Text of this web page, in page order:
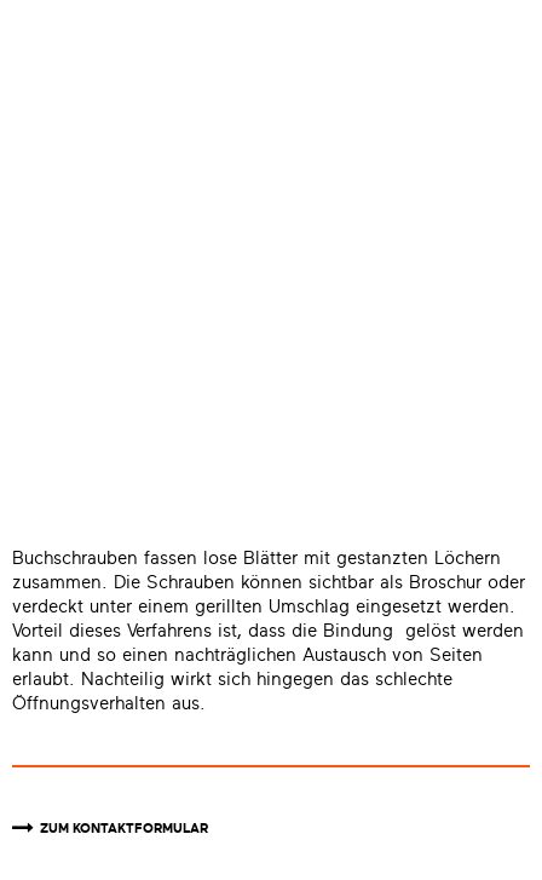
Buchschrauben fassen lose Blätter mit gestanzten Löchern
zusammen. Die Schrauben können sichtbar als Broschur oder
verdeckt unter einem gerillten Umschlag eingesetzt werden.
Vorteil dieses Verfahrens ist, dass die Bindung gelöst werden
kann und so einen nachträglichen Austausch von Seiten
erlaubt. Nachteilig wirkt sich hingegen das schlechte
Öffnungsverhalten aus.
ZUM KONTAKTFORMULAR